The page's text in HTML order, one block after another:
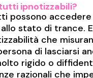
ipnotizzabili?
possono
stato di trance.
che
di lasciarsi
rigido o
razionali che